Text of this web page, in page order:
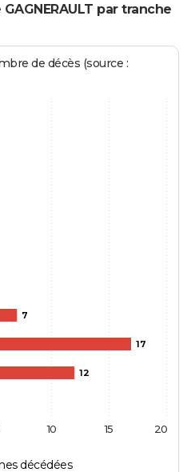
par tranche
de décès (source :
7
17
12
décédées
10 15 20